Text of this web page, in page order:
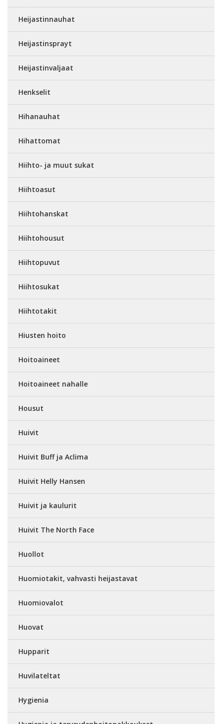
Heijastinnauhat
Heijastinsprayt
Heijastinvaljaat
Henkselit
Hihanauhat
Hihattomat
Hiihto- ja muut sukat
Hiihtoasut
Hiihtohanskat
Hiihtohousut
Hiihtopuvut
Hiihtosukat
Hiihtotakit
Hiusten hoito
Hoitoaineet
Hoitoaineet nahalle
Housut
Huivit
Huivit Buff ja Aclima
Huivit Helly Hansen
Huivit ja kaulurit
Huivit The North Face
Huollot
Huomiotakit, vahvasti heijastavat
Huomiovalot
Huovat
Hupparit
Huvilateltat
Hygienia